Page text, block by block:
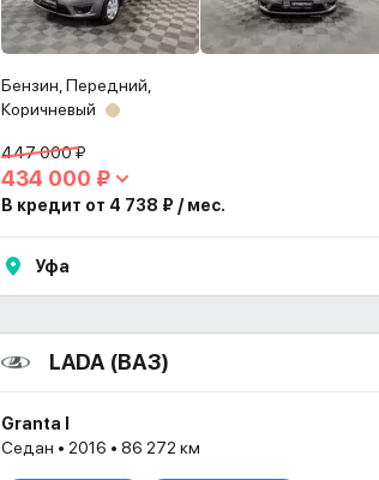
Бензин, Передний,
Коричневый
447 000 ₽
434 000 ₽
В кредит от 4 738 ₽ / мес.
Уфа
LADA (ВАЗ)
Granta I
Седан • 2016 • 86 272 км